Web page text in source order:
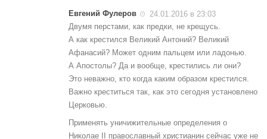
Евгений Фулеров
24.01.2016 в 23:03
Двумя перстами, как предки, не крещусь.
А как крестился Великий Антоний? Великий
Афанасий? Может одним пальцем или ладонью.
А Апостолы? Да и вообще, крестились ли они?
Это неважно, кто когда каким образом крестился.
Важно креститься так, как это сегодня установлено
Церковью.
Применять уничижительные определения о
Николае II православный христианин сейчас уже не